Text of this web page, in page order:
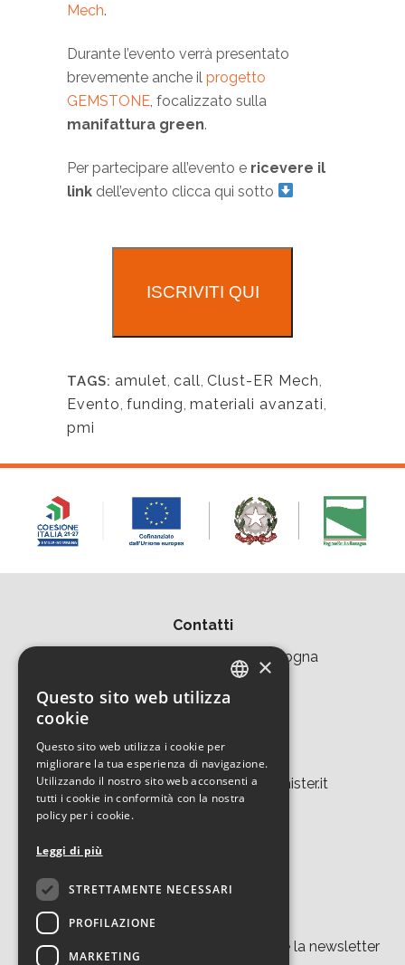
Mech.
Durante l’evento verrà presentato
brevemente anche il progetto
GEMSTONE , focalizzato sulla
manifattura green.
Per partecipare all’evento e ricevere il
link dell’evento clicca qui sotto
ISCRIVITI QUI
TAGS: amulet call Clust-ER Mech
Evento funding materiali avanzati
pmi
Contatti
Area della Ricerca CNR di Bologna
Via Piero Gobetti 101
Tel. +39 051 639 8457
tecnopolo.bo.cnr@laboratoriomister.it
Iscriviti alla newsletter
Cliccando su “
” accetti di ricevere la newsletter
×
Questo sito web utilizza
cookie
Questo sito web utilizza i cookie per
migliorare la tua esperienza di navigazione.
Utilizzando il nostro sito web acconsenti a
tutti i cookie in conformità con la nostra
policy per i cookie.
Leggi di più
STRETTAMENTE NECESSARI
PROFILAZIONE
MARKETING